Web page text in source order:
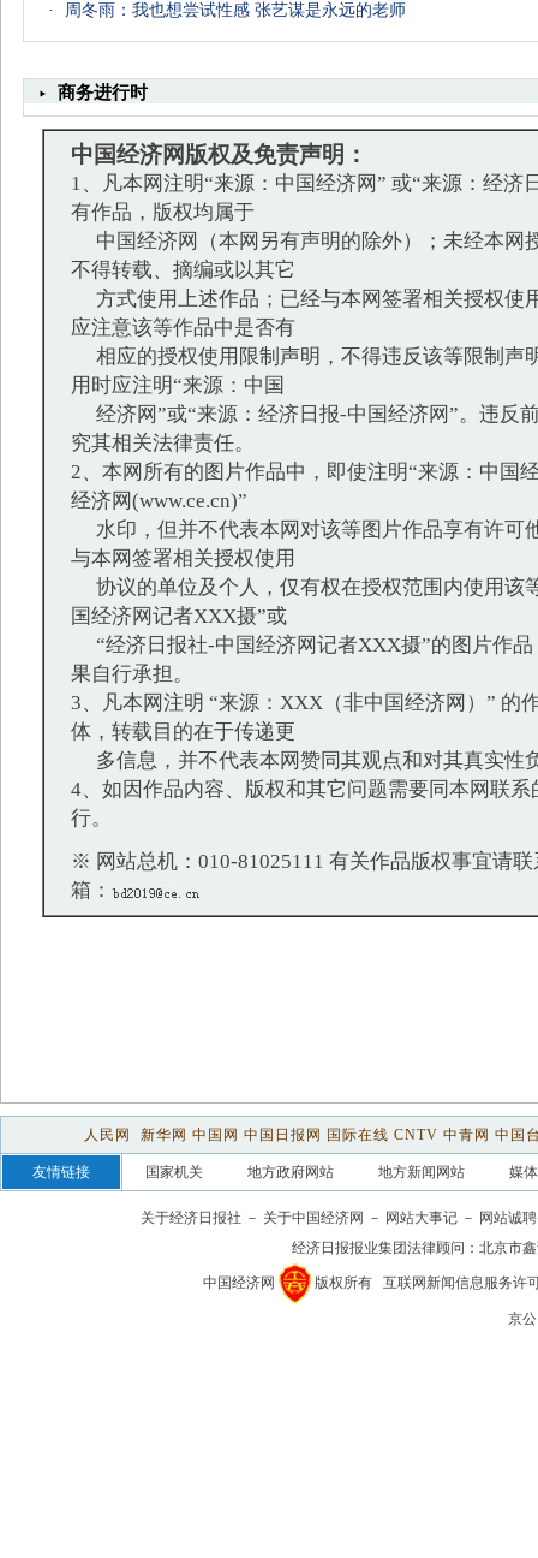
·
周冬雨：我也想尝试性感 张艺谋是永远的老师
商务进行时
中国经济网版权及免责声明：
1、凡本网注明“来源：中国经济网” 或“来源：经济
有作品，版权均属于
中国经济网（本网另有声明的除外）；未经本网
不得转载、摘编或以其它
方式使用上述作品；已经与本网签署相关授权使
应注意该等作品中是否有
相应的授权使用限制声明，不得违反该等限制声
用时应注明“来源：中国
经济网”或“来源：经济日报-中国经济网”。违反
究其相关法律责任。
2、本网所有的图片作品中，即使注明“来源：中国
经济网(www.ce.cn)”
水印，但并不代表本网对该等图片作品享有许可
与本网签署相关授权使用
协议的单位及个人，仅有权在授权范围内使用该
国经济网记者XXX摄”或
“经济日报社-中国经济网记者XXX摄”的图片作品
果自行承担。
3、凡本网注明 “来源：XXX（非中国经济网）” 的
体，转载目的在于传递更
多信息，并不代表本网赞同其观点和对其真实性
4、如因作品内容、版权和其它问题需要同本网联系
行。
※ 网站总机：010-81025111 有关作品版权事宜请联
箱：
人民网 新华网 中国网 中国日报网 国际在线 CNTV 中青网 中国
友情链接 国家机关 地方政府网站 地方新闻网站 媒
关于经济日报社 － 关于中国经济网 － 网站大事记 － 网站诚聘
经济日报报业集团法律顾问： 北京市
中国经济网 版权所有 互联网新闻信息服务许
京